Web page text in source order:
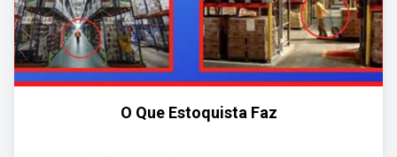
O Que Estoquista Faz